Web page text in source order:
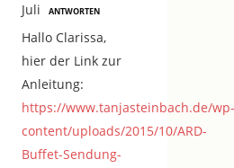
Juli
ANTWORTEN
Hallo Clarissa,
hier der Link zur
Anleitung:
https://www.tanjasteinbach.de/wp-
content/uploads/2015/10/ARD-
Buffet-Sendung-